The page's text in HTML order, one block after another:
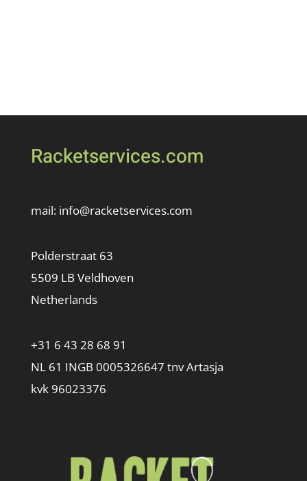
Racketservices.com
mail: info@racketservices.com
Polderstraat 63
5509 LB Veldhoven
Netherlands
+31 6 43 28 68 91
NL 61 INGB 0005326647 tnv Artasja
kvk 96023376